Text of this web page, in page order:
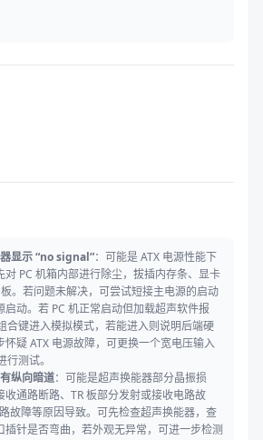
显示 “no signal”：可能是 ATX 电源性能下
对 PC 机箱内部进行除尘，拔插内存条、显卡
。若问题未解决，可尝试短接主电源的启动
动。若 PC 机正常启动但加载超声软件报
合键进入模拟模式，若能进入则说明后端硬
疑 ATX 电源故障，可更换一个宽电压输入
测试。
纵向暗道：可能是超声换能器部分晶振损
通路断路、TR 板部分发射或接收电路故
故障等原因导致。可先检查超声换能器，查
插针是否弯曲，若外观无异常，可进一步检测